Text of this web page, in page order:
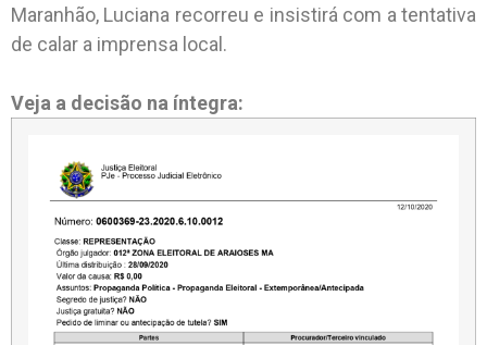
Maranhão, Luciana recorreu e insistirá com a tentativa
de calar a imprensa local.
Veja a decisão na íntegra: